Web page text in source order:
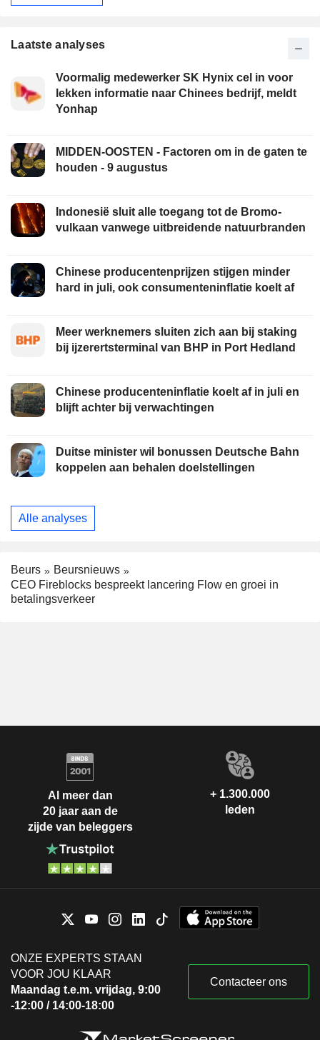
Laatste analyses
Voormalig medewerker SK Hynix cel in voor
lekken informatie naar Chinees bedrijf, meldt
Yonhap
MIDDEN-OOSTEN - Factoren om in de gaten te
houden - 9 augustus
Indonesië sluit alle toegang tot de Bromo-
vulkaan vanwege uitbreidende natuurbranden
Chinese producentenprijzen stijgen minder
hard in juli, ook consumenteninflatie koelt af
Meer werknemers sluiten zich aan bij staking
bij ijzerertsterminal van BHP in Port Hedland
Chinese producenteninflatie koelt af in juli en
blijft achter bij verwachtingen
Duitse minister wil bonussen Deutsche Bahn
koppelen aan behalen doelstellingen
Alle analyses
Beurs
Beursnieuws
CEO Fireblocks bespreekt lancering Flow en groei in
betalingsverkeer
Al meer dan
20 jaar aan de
zijde van beleggers
+ 1.300.000
leden
ONZE EXPERTS STAAN
VOOR JOU KLAAR
Maandag t.e.m. vrijdag, 9:00
-12:00 / 14:00-18:00
Contacteer ons